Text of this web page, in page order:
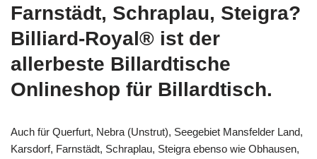
Farnstädt, Schraplau, Steigra?
Billiard-Royal® ist der
allerbeste Billardtische
Onlineshop für Billardtisch.
Auch für Querfurt, Nebra (Unstrut), Seegebiet Mansfelder Land,
Karsdorf, Farnstädt, Schraplau, Steigra ebenso wie Obhausen,